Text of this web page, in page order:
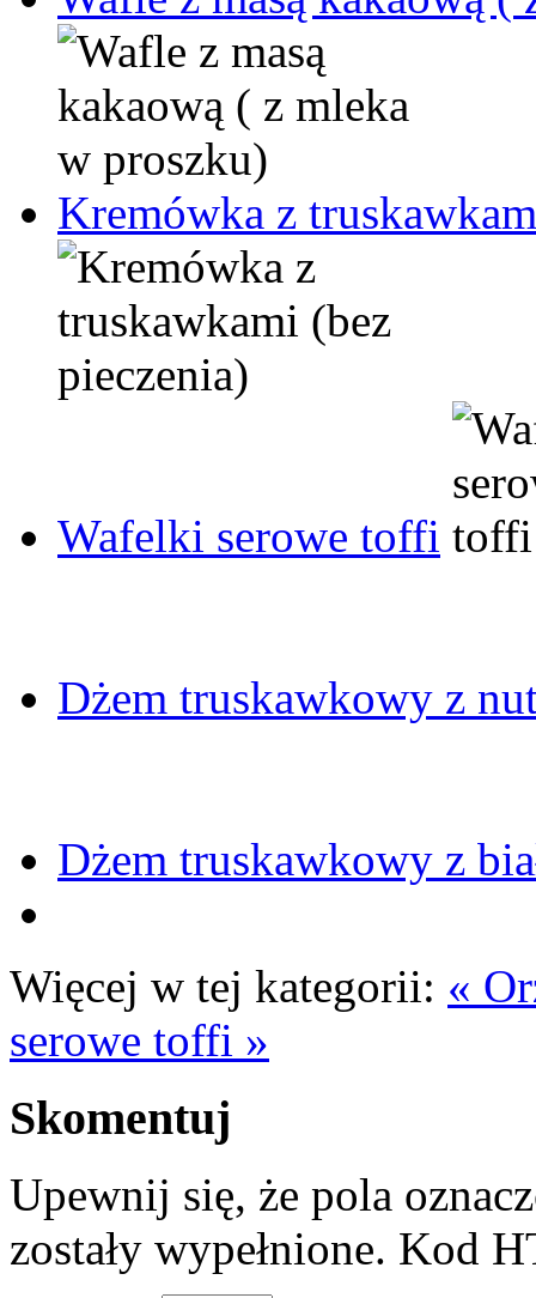
Kremówka z
Wafelki serowe toffi
Dżem truskawkowy z
Dżem truskawkowy z
Więcej w tej kategorii: «
serowe toffi »
Skomentuj
Upewnij się, że pola
zostały wypełnione. Kod